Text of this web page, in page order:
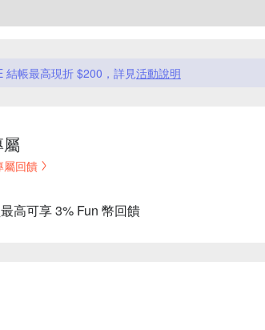
結帳最高現折 $200，詳見活動說明
屬回饋
高可享 3% Fun 幣回饋